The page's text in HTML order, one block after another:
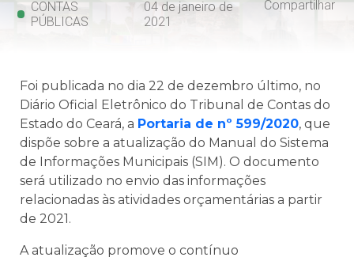
CONTAS
PÚBLICAS
04 de janeiro de
2021
Compartilhar
Foi publicada no dia 22 de dezembro último, no
Diário Oficial Eletrônico do Tribunal de Contas do
Estado do Ceará, a Portaria de nº 599/2020, que
dispõe sobre a atualização do Manual do Sistema
de Informações Municipais (SIM). O documento
será utilizado no envio das informações
relacionadas às atividades orçamentárias a partir
de 2021.
A atualização promove o contínuo